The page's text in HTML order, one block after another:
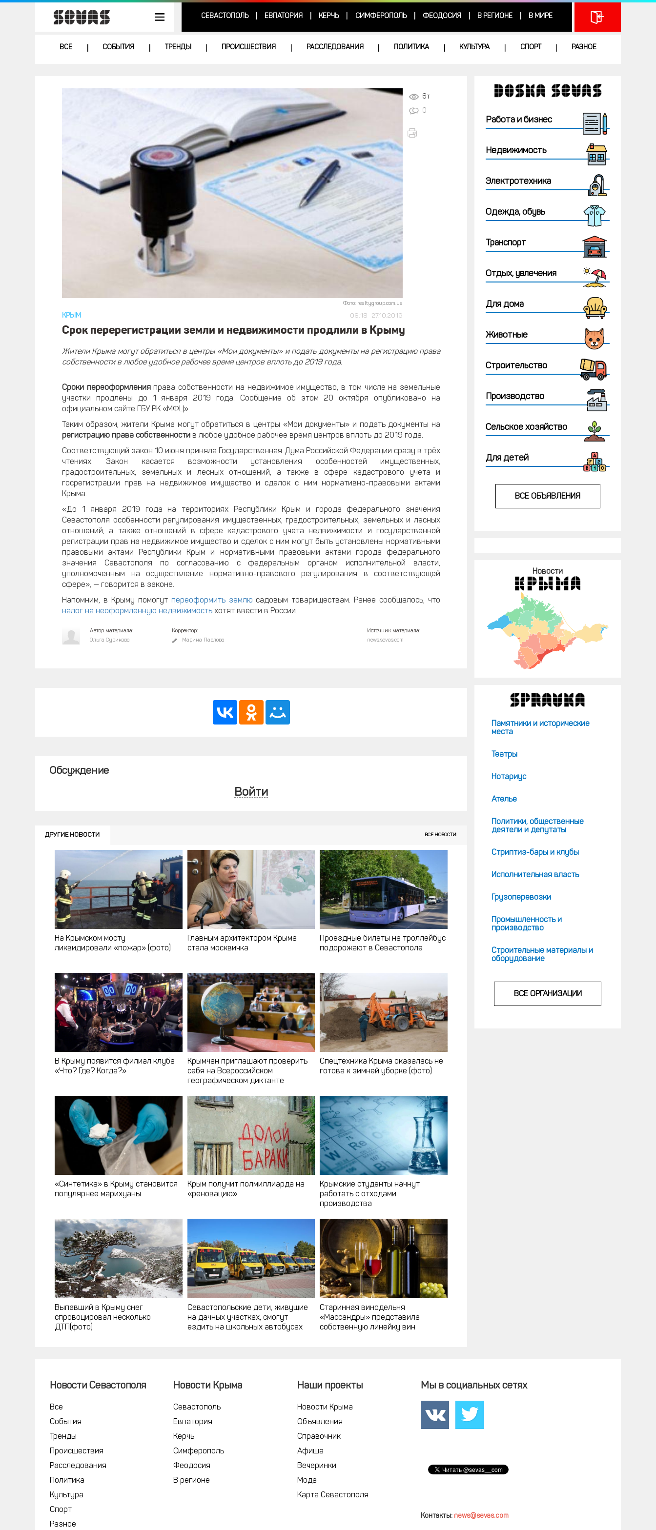
СЕВАСТОПОЛЬ ЕВПАТОРИЯ КЕРЧЬ СИМФЕРОПОЛЬ ФЕОДОСИЯ В РЕГИОНЕ В МИРЕ
ВСЕ СОБЫТИЯ ТРЕНДЫ ПРОИСШЕСТВИЯ РАССЛЕДОВАНИЯ ПОЛИТИКА КУЛЬТУРА СПОРТ РАЗНОЕ
Фото: realtygroup.com.ua
09:18 27.10.2016
КРЫМ
6т
0
Срок перерегистрации земли и недвижимости продлили в Крыму
Жители Крыма могут обратиться в центры «Мои документы» и подать документы на регистрацию права
собственности в любое удобное рабочее время центров вплоть до 2019 года.
Сроки переоформленияправа собственности на недвижимое имущество, в том числе на земельные
участки продлены до 1 января 2019 года. Сообщение об этом 20 октября опубликовано на
официальном сайте ГБУ РК «МФЦ».
Таким образом, жители Крыма могут обратиться в центры «Мои документы» и подать документы на
регистрацию права собственности в любое удобное рабочее время центров вплоть до 2019 года.
Соответствующий закон 10 июня приняла Государственная Дума Российской Федерации сразу в трёх
чтениях. Закон касается возможности установления особенностей имущественных,
градостроительных, земельных и лесных отношений, а также в сфере кадастрового учета и
госрегистрации прав на недвижимое имущество и сделок с ним нормативно-правовыми актами
Крыма.
«До 1 января 2019 года на территориях Республики Крым и города федерального значения
Севастополя особенности регулирования имущественных, градостроительных, земельных и лесных
отношений, а также отношений в сфере кадастрового учета недвижимости и государственной
регистрации прав на недвижимое имущество и сделок с ним могут быть установлены нормативными
правовыми актами Республики Крым и нормативными правовыми актами города федерального
значения Севастополя по согласованию с федеральным органом исполнительной власти,
уполномоченным на осуществление нормативно-правового регулирования в соответствующей
сфере», — говорится в законе.
Напомним, в Крыму помогут переоформить землю садовым товариществам. Ранее сообщалось, что
налог на неоформленную недвижимость хотят ввести в России.
Автор материала:
Ольга Сурикова
Корректор:
Марина Павлова
Источник материала:
news.sevas.com
Обсуждение
Войти
На Крымском мосту
ликвидировали «пожар» (фото)
Главным архитектором Крыма
стала москвичка
Проездные билеты на троллейбус
подорожают в Севастополе
В Крыму появится филиал клуба
«Что? Где? Когда?»
Крымчан приглашают проверить
себя на Всероссийском
географическом диктанте
Спецтехника Крыма оказалась не
готова к зимней уборке (фото)
«Синтетика» в Крыму становится
популярнее марихуаны
Крым получит полмиллиарда на
«реновацию»
Крымские студенты начнут
работать с отходами
производства
Выпавший в Крыму снег
спровоцировал несколько
ДТП(фото)
Севастопольские дети, живущие
на дачных участках, смогут
ездить на школьных автобусах
Старинная винодельня
«Массандры» представила
собственную линейку вин
ДРУГИЕ НОВОСТИ ВСЕ НОВОСТИ
Работа и бизнес
Недвижимость
Электротехника
Одежда, обувь
Транспорт
Отдых, увлечения
Для дома
Животные
Строительство
Производство
Сельское хозяйство
Для детей
ВСЕ ОБЪЯВЛЕНИЯ
Новости
Памятники и исторические
места
Театры
Нотариус
Ателье
Политики, общественные
деятели и депутаты
Стриптиз-бары и клубы
Исполнительная власть
Грузоперевозки
Промышленность и
производство
Строительные материалы и
оборудование
ВСЕ ОРГАНИЗАЦИИ
Новости Севастополя
Все
События
Тренды
Происшествия
Расследования
Политика
Культура
Спорт
Разное
Новости Крыма
Севастополь
Евпатория
Керчь
Симферополь
Феодосия
В регионе
Наши проекты
Новости Крыма
Объявления
Справочник
Афиша
Вечеринки
Мода
Карта Севастополя
Мы в социальных сетях
Контакты: news@sevas.com